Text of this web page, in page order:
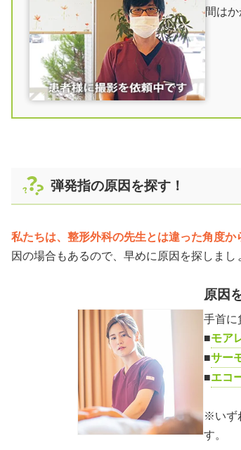
間は
弾発指の原因を探す！
私たちは、整形外科の先生とは違った角度か
因の場合もあるので、早めに原因を探しま
原因
手首に
■モア
■サー
■エコ
※いず
す。